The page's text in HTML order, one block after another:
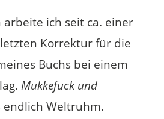
ich seit ca. einer
Korrektur für die
Buchs bei einem
Mukkefuck und
endlich Weltruhm.